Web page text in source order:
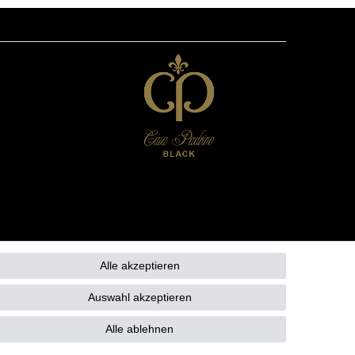
Alle akzeptieren
Auswahl akzeptieren
Alle ablehnen